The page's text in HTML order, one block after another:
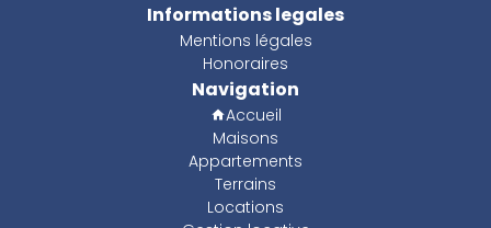
Informations legales
Mentions légales
Honoraires
Navigation
Accueil
Maisons
Appartements
Terrains
Locations